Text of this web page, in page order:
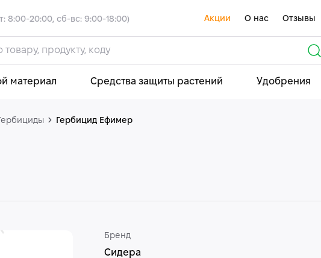
8:00-20:00, сб-вс: 9:00-18:00) Акции О нас Отзывы
материал Средства защиты растений Удобрения
Гербициды Гербицид Ефимер
Бренд
Сидера